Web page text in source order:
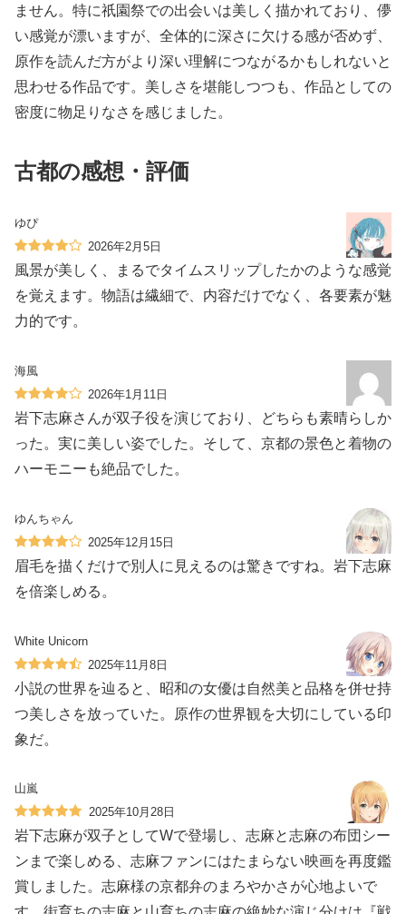
ません。特に祇園祭での出会いは美しく描かれており、儚
い感覚が漂いますが、全体的に深さに欠ける感が否めず、
原作を読んだ方がより深い理解につながるかもしれないと
思わせる作品です。美しさを堪能しつつも、作品としての
密度に物足りなさを感じました。
古都の感想・評価
ゆぴ
2026年2月5日
風景が美しく、まるでタイムスリップしたかのような感覚
を覚えます。物語は繊細で、内容だけでなく、各要素が魅
力的です。
海風
2026年1月11日
岩下志麻さんが双子役を演じており、どちらも素晴らしか
った。実に美しい姿でした。そして、京都の景色と着物の
ハーモニーも絶品でした。
ゆんちゃん
2025年12月15日
眉毛を描くだけで別人に見えるのは驚きですね。岩下志麻
を倍楽しめる。
White Unicorn
2025年11月8日
小説の世界を辿ると、昭和の女優は自然美と品格を併せ持
つ美しさを放っていた。原作の世界観を大切にしている印
象だ。
山嵐
2025年10月28日
岩下志麻が双子としてWで登場し、志麻と志麻の布団シー
ンまで楽しめる、志麻ファンにはたまらない映画を再度鑑
賞しました。志麻様の京都弁のまろやかさが心地よいで